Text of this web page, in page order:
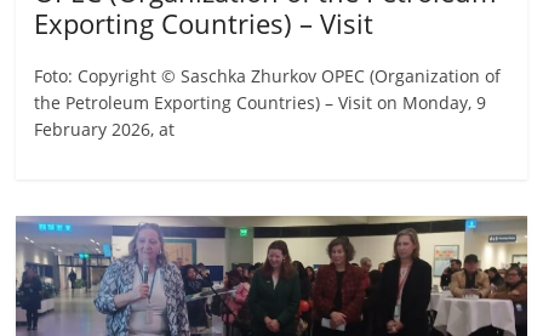
Exporting Countries) – Visit
Foto: Copyright © Saschka Zhurkov OPEC (Organization of
the Petroleum Exporting Countries) – Visit on Monday, 9
February 2026, at